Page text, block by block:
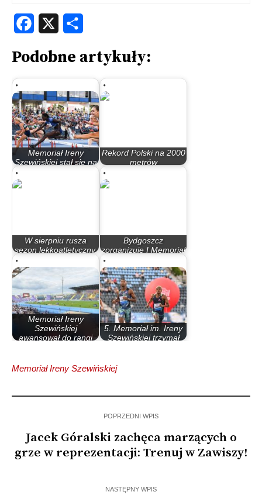
Facebook
Podobne artykuły:
Memoriał Ireny
Szewińskiej stał się na
Rekord Polski na 2000
metrów
ukoronowaniem 2.…
W sierpniu rusza
sezon lekkoatletyczny.
Bydgoszcz
zorganizuje I Memoriał
Memoriał Ireny
Szewińskiej
awansował do rangi
5. Memoriał im. Ireny
Szewińskiej trzymał
Memoriał Ireny Szewińskiej
POPRZEDNI WPIS
Jacek Góralski zachęca marzących o
grze w reprezentacji: Trenuj w Zawiszy!
NASTĘPNY WPIS